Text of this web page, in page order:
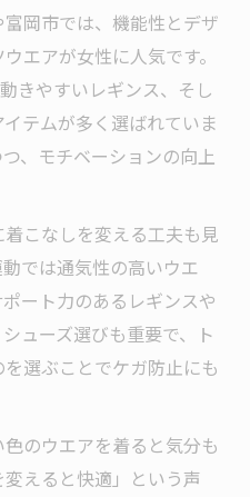
岡市では、機能性とデザ
エアが女性に人気です。
きやすいレギンス、そし
テムが多く選ばれていま
、モチベーションの向上
こなしを変える工夫も見
では通気性の高いウエ
ート力のあるレギンスや
ューズ選びも重要で、ト
選ぶことでケガ防止にも
のウエアを着ると気分も
えると快適」という声